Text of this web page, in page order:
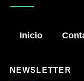
Inicio
NEWSLETTER